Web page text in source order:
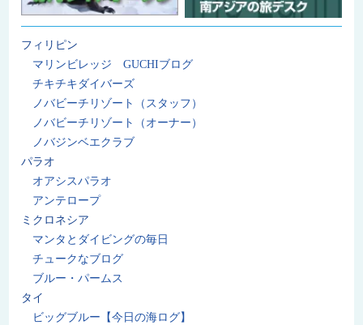
フィリピン
マリンビレッジ GUCHIブログ
チキチキダイバーズ
ノバビーチリゾート（スタッフ）
ノバビーチリゾート（オーナー）
ノバジンベエクラブ
パラオ
オアシスパラオ
アンテロープ
ミクロネシア
マンタとダイビングの毎日
チュークなブログ
ブルー・パームス
タイ
ビッグブルー【今日の海ログ】